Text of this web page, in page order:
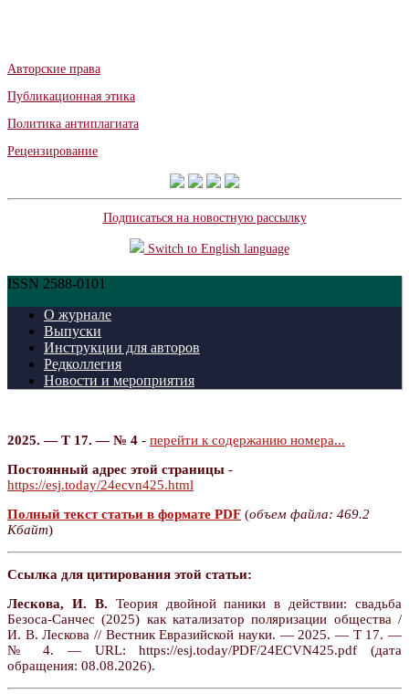
Авторские права
Публикационная этика
Политика антиплагиата
Рецензирование
Подписаться на новостную рассылку
Switch to English language
ISSN 2588-0101
О журнале
Выпуски
Инструкции для авторов
Редколлегия
Новости и мероприятия
2025. — Т 17. — № 4 - перейти к содержанию номера...
Постоянный адрес этой страницы -
https://esj.today/24ecvn425.html
Полный текст статьи в формате PDF (объем файла: 469.2
Кбайт)
Ссылка для цитирования этой статьи:
Лескова, И. В. Теория двойной паники в действии: свадьба
Безоса-Санчес (2025) как катализатор поляризации общества /
И. В. Лескова // Вестник Евразийской науки. — 2025. — Т 17. —
№ 4. — URL: https://esj.today/PDF/24ECVN425.pdf (дата
обращения: 08.08.2026).